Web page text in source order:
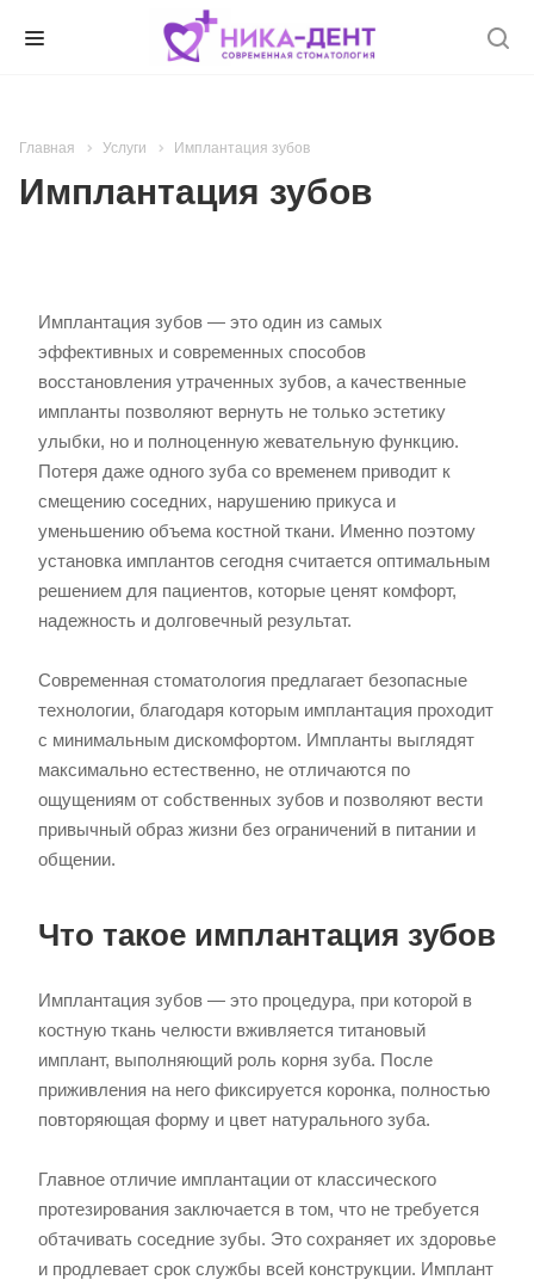
Главная Услуги Имплантация зубов
Имплантация зубов
Имплантация зубов — это один из самых
эффективных и современных способов
восстановления утраченных зубов, а качественные
импланты позволяют вернуть не только эстетику
улыбки, но и полноценную жевательную функцию.
Потеря даже одного зуба со временем приводит к
смещению соседних, нарушению прикуса и
уменьшению объема костной ткани. Именно поэтому
установка имплантов сегодня считается оптимальным
решением для пациентов, которые ценят комфорт,
надежность и долговечный результат.
Современная стоматология предлагает безопасные
технологии, благодаря которым имплантация проходит
с минимальным дискомфортом. Импланты выглядят
максимально естественно, не отличаются по
ощущениям от собственных зубов и позволяют вести
привычный образ жизни без ограничений в питании и
общении.
Что такое имплантация зубов
Имплантация зубов — это процедура, при которой в
костную ткань челюсти вживляется титановый
имплант, выполняющий роль корня зуба. После
приживления на него фиксируется коронка, полностью
повторяющая форму и цвет натурального зуба.
Главное отличие имплантации от классического
протезирования заключается в том, что не требуется
обтачивать соседние зубы. Это сохраняет их здоровье
и продлевает срок службы всей конструкции. Имплант